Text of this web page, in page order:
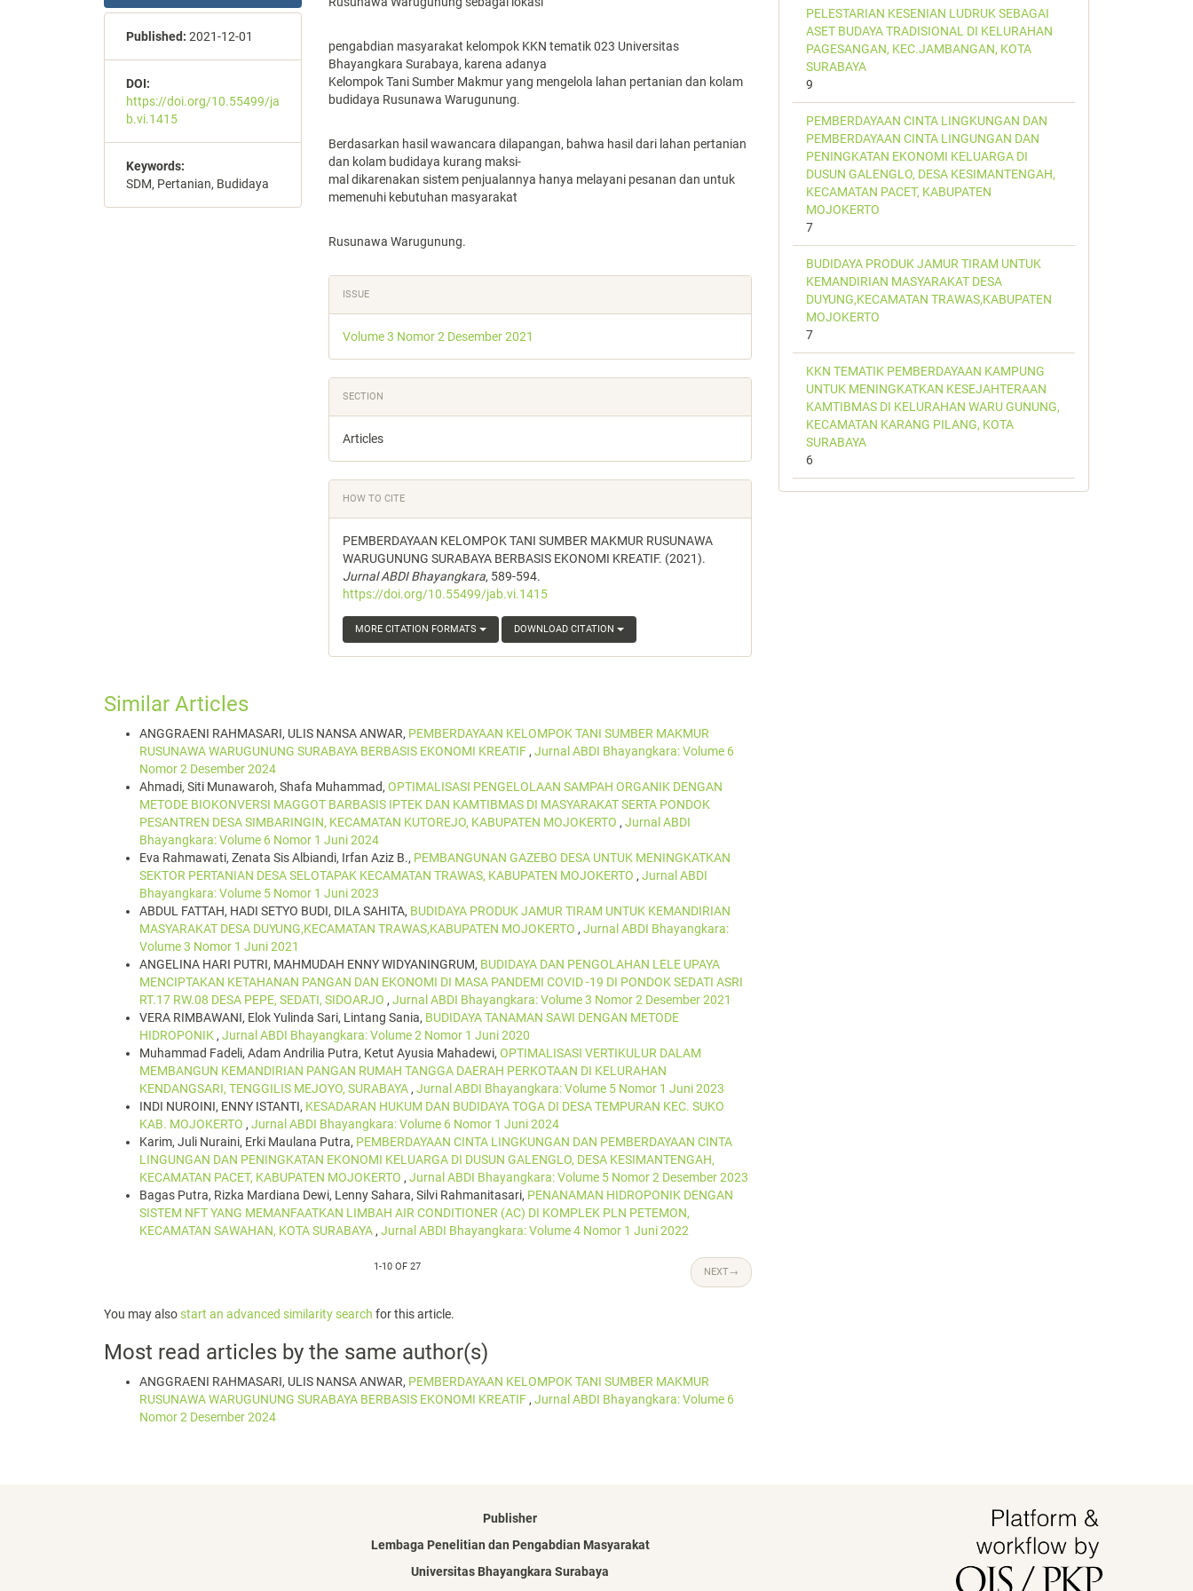
Published: 2021-12-01
DOI:
https://doi.org/10.55499/ja
b.vi.1415
Keywords:
SDM, Pertanian, Budidaya
pengabdian masyarakat kelompok KKN tematik 023 Universitas
Bhayangkara Surabaya, karena adanya
Kelompok Tani Sumber Makmur yang mengelola lahan pertanian dan kolam
budidaya Rusunawa Warugunung.
Berdasarkan hasil wawancara dilapangan, bahwa hasil dari lahan pertanian
dan kolam budidaya kurang maksi-
mal dikarenakan sistem penjualannya hanya melayani pesanan dan untuk
memenuhi kebutuhan masyarakat
Rusunawa Warugunung.
Article
Details
ISSUE
Volume 3 Nomor 2 Desember 2021
SECTION
Articles
HOW TO CITE
PEMBERDAYAAN KELOMPOK TANI SUMBER MAKMUR RUSUNAWA
WARUGUNUNG SURABAYA BERBASIS EKONOMI KREATIF. (2021).
Jurnal ABDI Bhayangkara, 589-594.
https://doi.org/10.55499/jab.vi.1415
MORE CITATION FORMATS DOWNLOAD CITATION
Similar Articles
ANGGRAENI RAHMASARI, ULIS NANSA ANWAR, PEMBERDAYAAN KELOMPOK TANI SUMBER MAKMUR
RUSUNAWA WARUGUNUNG SURABAYA BERBASIS EKONOMI KREATIF , Jurnal ABDI Bhayangkara: Volume 6
Nomor 2 Desember 2024
Ahmadi, Siti Munawaroh, Shafa Muhammad, OPTIMALISASI PENGELOLAAN SAMPAH ORGANIK DENGAN
METODE BIOKONVERSI MAGGOT BARBASIS IPTEK DAN KAMTIBMAS DI MASYARAKAT SERTA PONDOK
PESANTREN DESA SIMBARINGIN, KECAMATAN KUTOREJO, KABUPATEN MOJOKERTO , Jurnal ABDI
Bhayangkara: Volume 6 Nomor 1 Juni 2024
Eva Rahmawati, Zenata Sis Albiandi, Irfan Aziz B., PEMBANGUNAN GAZEBO DESA UNTUK MENINGKATKAN
SEKTOR PERTANIAN DESA SELOTAPAK KECAMATAN TRAWAS, KABUPATEN MOJOKERTO , Jurnal ABDI
Bhayangkara: Volume 5 Nomor 1 Juni 2023
ABDUL FATTAH, HADI SETYO BUDI, DILA SAHITA, BUDIDAYA PRODUK JAMUR TIRAM UNTUK KEMANDIRIAN
MASYARAKAT DESA DUYUNG,KECAMATAN TRAWAS,KABUPATEN MOJOKERTO , Jurnal ABDI Bhayangkara:
Volume 3 Nomor 1 Juni 2021
ANGELINA HARI PUTRI, MAHMUDAH ENNY WIDYANINGRUM, BUDIDAYA DAN PENGOLAHAN LELE UPAYA
MENCIPTAKAN KETAHANAN PANGAN DAN EKONOMI DI MASA PANDEMI COVID -19 DI PONDOK SEDATI ASRI
RT.17 RW.08 DESA PEPE, SEDATI, SIDOARJO , Jurnal ABDI Bhayangkara: Volume 3 Nomor 2 Desember 2021
VERA RIMBAWANI, Elok Yulinda Sari, Lintang Sania, BUDIDAYA TANAMAN SAWI DENGAN METODE
HIDROPONIK , Jurnal ABDI Bhayangkara: Volume 2 Nomor 1 Juni 2020
Muhammad Fadeli, Adam Andrilia Putra, Ketut Ayusia Mahadewi, OPTIMALISASI VERTIKULUR DALAM
MEMBANGUN KEMANDIRIAN PANGAN RUMAH TANGGA DAERAH PERKOTAAN DI KELURAHAN
KENDANGSARI, TENGGILIS MEJOYO, SURABAYA , Jurnal ABDI Bhayangkara: Volume 5 Nomor 1 Juni 2023
INDI NUROINI, ENNY ISTANTI, KESADARAN HUKUM DAN BUDIDAYA TOGA DI DESA TEMPURAN KEC. SUKO
KAB. MOJOKERTO , Jurnal ABDI Bhayangkara: Volume 6 Nomor 1 Juni 2024
Karim, Juli Nuraini, Erki Maulana Putra, PEMBERDAYAAN CINTA LINGKUNGAN DAN PEMBERDAYAAN CINTA
LINGUNGAN DAN PENINGKATAN EKONOMI KELUARGA DI DUSUN GALENGLO, DESA KESIMANTENGAH,
KECAMATAN PACET, KABUPATEN MOJOKERTO , Jurnal ABDI Bhayangkara: Volume 5 Nomor 2 Desember 2023
Bagas Putra, Rizka Mardiana Dewi, Lenny Sahara, Silvi Rahmanitasari, PENANAMAN HIDROPONIK DENGAN
SISTEM NFT YANG MEMANFAATKAN LIMBAH AIR CONDITIONER (AC) DI KOMPLEK PLN PETEMON,
KECAMATAN SAWAHAN, KOTA SURABAYA , Jurnal ABDI Bhayangkara: Volume 4 Nomor 1 Juni 2022
1-10 OF 27 NEXT→
You may also start an advanced similarity search for this article.
Most read articles by the same author(s)
ANGGRAENI RAHMASARI, ULIS NANSA ANWAR, PEMBERDAYAAN KELOMPOK TANI SUMBER MAKMUR
RUSUNAWA WARUGUNUNG SURABAYA BERBASIS EKONOMI KREATIF , Jurnal ABDI Bhayangkara: Volume 6
Nomor 2 Desember 2024
PELESTARIAN KESENIAN LUDRUK SEBAGAI
ASET BUDAYA TRADISIONAL DI KELURAHAN
PAGESANGAN, KEC.JAMBANGAN, KOTA
SURABAYA
9
PEMBERDAYAAN CINTA LINGKUNGAN DAN
PEMBERDAYAAN CINTA LINGUNGAN DAN
PENINGKATAN EKONOMI KELUARGA DI
DUSUN GALENGLO, DESA KESIMANTENGAH,
KECAMATAN PACET, KABUPATEN
MOJOKERTO
7
BUDIDAYA PRODUK JAMUR TIRAM UNTUK
KEMANDIRIAN MASYARAKAT DESA
DUYUNG,KECAMATAN TRAWAS,KABUPATEN
MOJOKERTO
7
KKN TEMATIK PEMBERDAYAAN KAMPUNG
UNTUK MENINGKATKAN KESEJAHTERAAN
KAMTIBMAS DI KELURAHAN WARU GUNUNG,
KECAMATAN KARANG PILANG, KOTA
SURABAYA
6
Publisher
Lembaga Penelitian dan Pengabdian Masyarakat
Universitas Bhayangkara Surabaya